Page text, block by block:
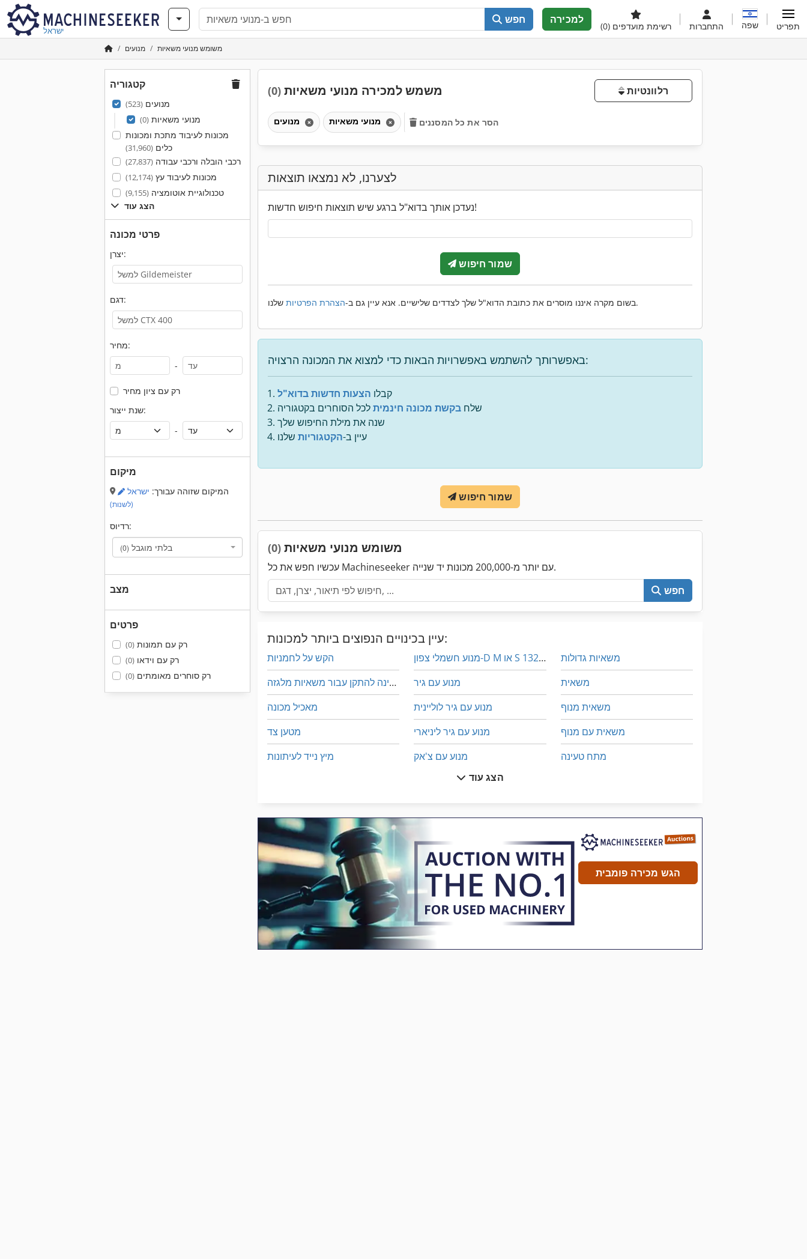
ישראל
חפש למכירה
רשימת מועדפים (0) התחברות שפה תפריט
מנועים משומש מנועי משאיות
קטגוריה
מנועים(523)
מנועי משאיות(0)
מכונות לעיבוד מתכת ומכונות
כלים(31,960)
רכבי הובלה ורכבי עבודה(27,837)
מכונות לעיבוד עץ(12,174)
טכנולוגיית אוטומציה(9,155)
הצג עוד
פרטי מכונה
יצרן:
דגם:
מחיר:
-
רק עם ציון מחיר
שנת ייצור:
-
מיקום
המיקום שזוהה עבורך: ישראל
(לשנות)
רדיוס:
בלתי מוגבל (0)
מצב
פרטים
רק עם תמונות(0)
רק עם וידאו(0)
רק סוחרים מאומתים(0)
משמש למכירה מנועי משאיות (0) רלוונטיות
הסר את כל המסננים
לצערנו, לא נמצאו תוצאות
נעדכן אותך בדוא"ל ברגע שיש תוצאות חיפוש חדשות!
שמור חיפוש
בשום מקרה איננו מוסרים את כתובת הדוא"ל שלך לצדדים שלישיים. אנא עיין גם ב-הצהרת הפרטיות שלנו.
באפשרותך להשתמש באפשרויות הבאות כדי למצוא את המכונה הרצויה:
קבלו הצעות חדשות בדוא"ל
שלח בקשת מכונה חינמיתלכל הסוחרים בקטגוריה
שנה את מילת החיפוש שלך
עיין ב-הקטגוריות שלנו
שמור חיפוש
משומש מנועי משאיות (0)
עכשיו חפש את כל Machineseeker עם יותר מ-200,000 מכונות יד שנייה.
חפש
עיין בכינויים הנפוצים ביותר למכונות:
הקש על לחמניות
טעינה להתקן עבור משאיות מלגזה
מאכיל מכונה
מטען צד
מיץ נייד לעיתונות
מנוע Ac
מנוע גיר עם בלם
מנוע חשמלי צפון-D M או S 132 4
מנוע עם גיר
מנוע עם גיר לוליינית
מנוע עם גיר ליניארי
מנוע עם צ'אק
מנשא 2 עגור 20 5 כדי
משאיות
משאיות גדולות
משאית
משאית מנוף
משאית עם מנוף
מתח טעינה
הצג עוד
הגש מכירה פומבית